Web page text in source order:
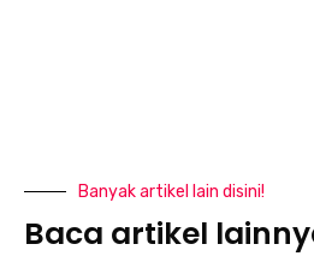
Banyak artikel lain disini!
Baca artikel